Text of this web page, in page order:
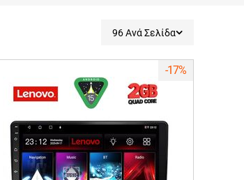
96 Ανά Σελίδα
-17%